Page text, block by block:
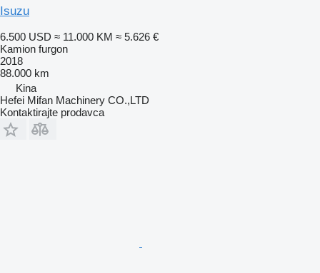
Isuzu
6.500 USD ≈ 11.000 KM ≈ 5.626 €
Kamion furgon
2018
88.000 km
Kina
Hefei Mifan Machinery CO.,LTD
Kontaktirajte prodavca